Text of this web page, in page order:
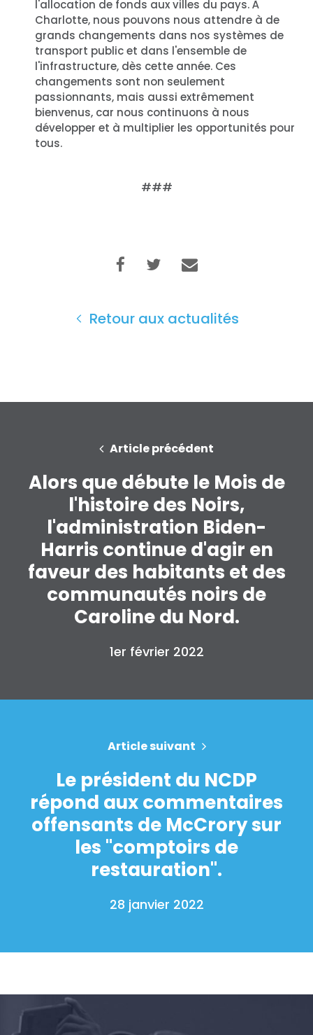
Accueil
Travailler avec nous
Vote
Faire un don
l'allocation de fonds aux villes du pays. À
Charlotte, nous pouvons nous attendre à de
grands changements dans nos systèmes de
transport public et dans l'ensemble de
l'infrastructure, dès cette année. Ces
changements sont non seulement
passionnants, mais aussi extrêmement
bienvenus, car nous continuons à nous
développer et à multiplier les opportunités pour
tous.
###
Retour aux actualités
Article précédent
Alors que débute le Mois de
l'histoire des Noirs,
l'administration Biden-
Harris continue d'agir en
faveur des habitants et des
communautés noirs de
Caroline du Nord.
1er février 2022
Article suivant
Le président du NCDP
répond aux commentaires
offensants de McCrory sur
les "comptoirs de
restauration".
28 janvier 2022